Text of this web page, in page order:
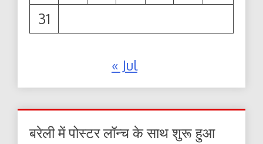
31
« Jul
बरेली में पोस्टर लॉन्च के साथ शुरू हुआ